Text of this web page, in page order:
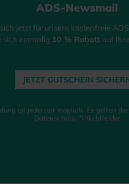
ADS-Newsmail
jetzt für unsere kostenfreie
sich einmalig 10 % Rabattauf
JETZT GUTSCHEIN
ist jederzeit möglich. Es gelten
Datenschutz. *Pflichtfelder